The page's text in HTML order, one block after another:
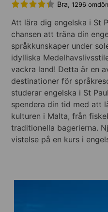
Bra, 1296
Att lära dig engelska i St
chansen att träna din
språkkunskaper under
idylliska
vackra land! Detta är en
destinationer för
studerar engelska i St
spendera din tid med att
kulturen i Malta, från
traditionella bagerierna.
vistelse på en kurs i